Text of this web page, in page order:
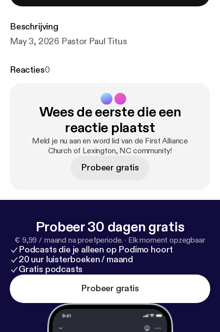
Beschrijving
May 3, 2026 Pastor Paul Titus
Reacties0
Wees de eerste die een
reactie plaatst
Meld je nu aan en word lid van de First Alliance
Church of Lexington, NC community!
Probeer gratis
Probeer 30 dagen gratis
€ 9,99 / maand na proefperiode. · Elk moment opzegbaar
Podcasts die je alleen op Podimo hoort
20 uur luisterboeken / maand
Gratis podcasts
Probeer gratis